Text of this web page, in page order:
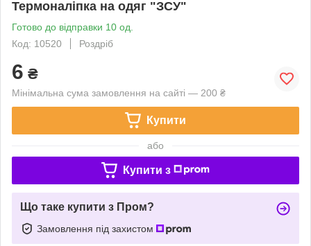
Термоналіпка на одяг "ЗСУ"
Готово до відправки 10 од.
Код: 10520
Роздріб
6 ₴
Мінімальна сума замовлення на сайті — 200 ₴
Купити
або
Купити з
Що таке купити з Пром?
Замовлення під захистом